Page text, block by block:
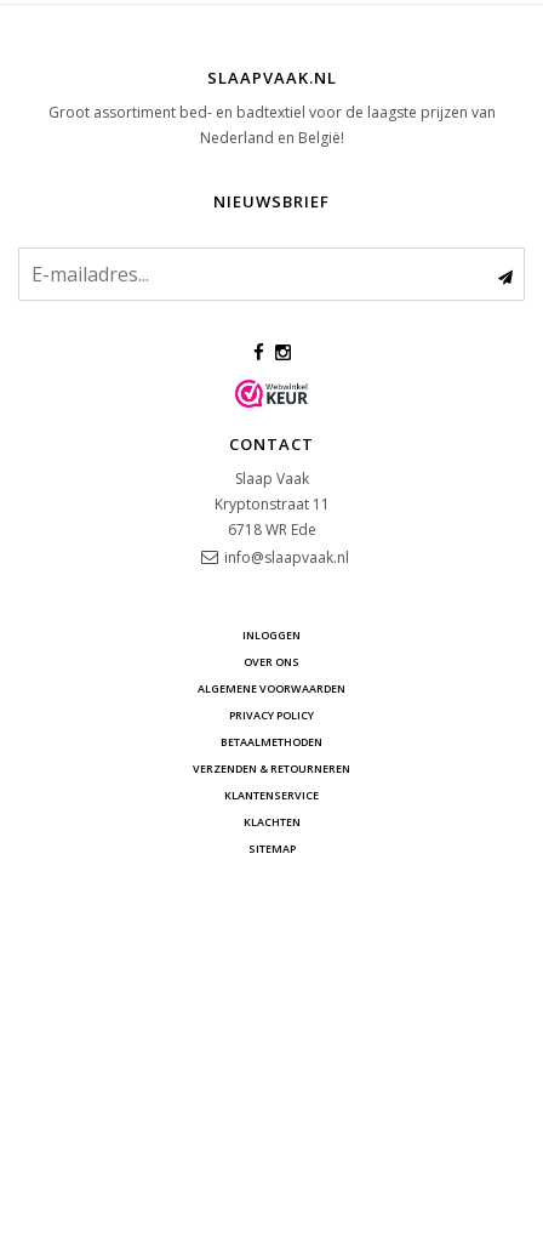
SLAAPVAAK.NL
Groot assortiment bed- en badtextiel voor de laagste prijzen van
Nederland en België!
NIEUWSBRIEF
CONTACT
Slaap Vaak
Kryptonstraat 11
6718 WR Ede
info@slaapvaak.nl
INLOGGEN
OVER ONS
ALGEMENE VOORWAARDEN
PRIVACY POLICY
BETAALMETHODEN
VERZENDEN & RETOURNEREN
KLANTENSERVICE
KLACHTEN
SITEMAP